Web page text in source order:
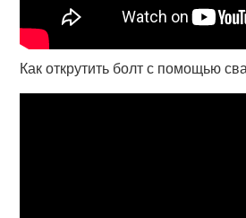
Как открутить болт с помощью